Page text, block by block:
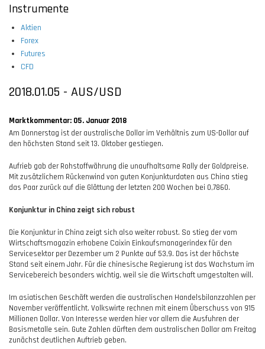
Instrumente
Aktien
Forex
Futures
CFD
2018.01.05 - AUS/USD
Marktkommentar: 05. Januar 2018
Am Donnerstag ist der australische Dollar im Verhältnis zum US-Dollar auf
den höchsten Stand seit 13. Oktober gestiegen.
Aufrieb gab der Rohstoffwährung die unaufhaltsame Rally der Goldpreise.
Mit zusätzlichem Rückenwind von guten Konjunkturdaten aus China stieg
das Paar zurück auf die Glättung der letzten 200 Wochen bei 0,7860.
Konjunktur in China zeigt sich robust
Die Konjunktur in China zeigt sich also weiter robust. So stieg der vom
Wirtschaftsmagazin erhobene Caixin Einkaufsmanagerindex für den
Servicesektor per Dezember um 2 Punkte auf 53,9. Das ist der höchste
Stand seit einem Jahr. Für die chinesische Regierung ist das Wachstum im
Servicebereich besonders wichtig, weil sie die Wirtschaft umgestalten will.
Im asiatischen Geschäft werden die australischen Handelsbilanzzahlen per
November veröffentlicht. Volkswirte rechnen mit einem Überschuss von 915
Millionen Dollar. Von Interesse werden hier vor allem die Ausfuhren der
Basismetalle sein. Gute Zahlen dürften dem australischen Dollar am Freitag
zunächst deutlichen Auftrieb geben.